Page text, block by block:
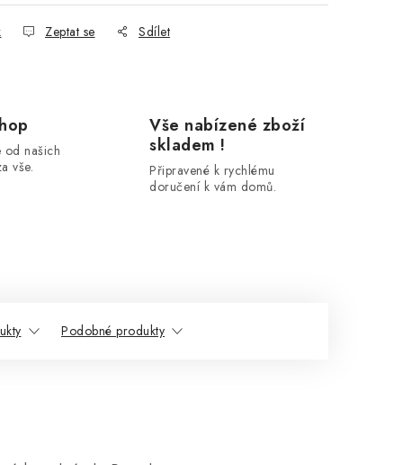
Zeptat se Sdílet
od našich
vše.
Vše nabízené zboží
skladem !
Připravené k rychlému
doručení k vám domů.
Podobné produkty